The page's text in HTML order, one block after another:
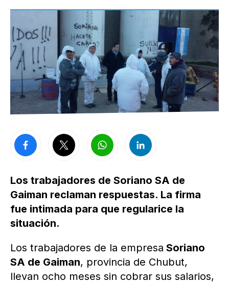
Los trabajadores de Soriano SA de
Gaiman reclaman respuestas. La firma
fue intimada para que regularice la
situación.
Los trabajadores de la empresa Soriano
SA de Gaiman, provincia de Chubut,
llevan ocho meses sin cobrar sus salarios,